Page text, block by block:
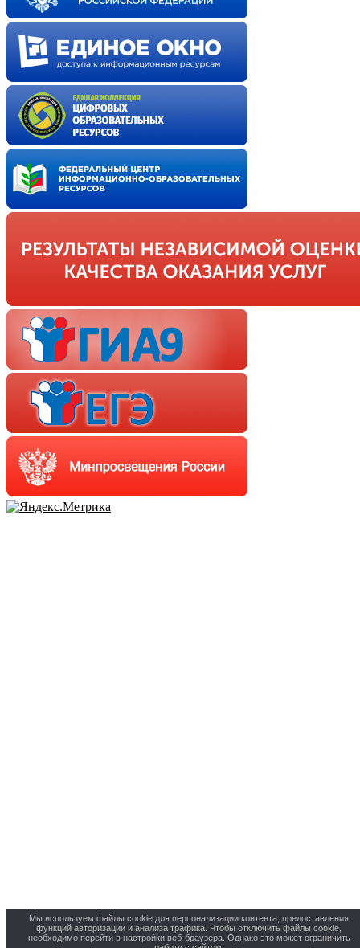
Мы используем файлы cookie для персонализации контента, предоставления
функций авторизации и анализа трафика. Чтобы отключить файлы cookie,
необходимо перейти в настройки веб-браузера. Однако это может ограничить